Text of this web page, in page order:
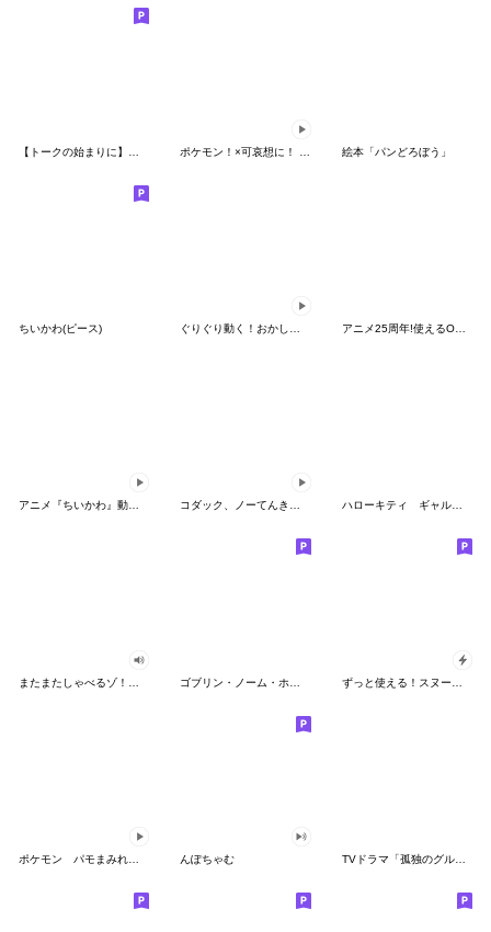
絵本「パンどろぼう」
ちいかわ(ピース) アニメ25周年!使えるONE PIECEスタンプ
アニメ『ちいかわ』動くLINEスタンプ vol.2 コダック、ノーてんきに悩み中！ ハローキティ ギャルバイブス♡
んぽちゃむ TVドラマ「孤独のグルメ」